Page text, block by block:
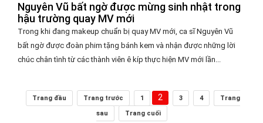
Nguyên Vũ bất ngờ được mừng sinh nhật trong
hậu trường quay MV mới
Trong khi đang makeup chuẩn bị quay MV mới, ca sĩ Nguyên Vũ
bất ngờ được đoàn phim tặng bánh kem và nhận được những lời
chúc chân tình từ các thành viên ê kíp thực hiện MV mới lần...
Trang đầu Trang trước 1 2 3 4
Trang
sau
Trang cuối